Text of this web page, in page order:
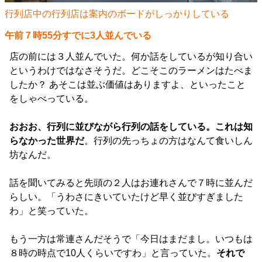
行列店中の行列店は案内のボードがしっかりしている
午前７時55分すでに3人並んでいる
店の前には３人並んでいた。何か話をしているが知り合い
というわけではなさそうだ。どこそこのラーメンはたべま
したか？ あそこは並ぶ価値はありますよ、といったこと
をしゃべっている。
おおお、行列に並びながら行列の話をしている。これは知
らなかった世界だ。行列の先っちょの方はなんて食いしん
坊なんだ。
話を聞いてみると先頭の２人はお連れさんで７時に並んだ
らしい。「うわさにきいていたけど早く並びすぎました
わ」と笑っていた。
もう一方は常連さんだそうで「今日はまだまし。いつもは
８時の時点で10人くらいですわ」と言っていた。 それで